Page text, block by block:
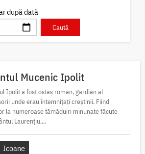
după dată
Mucenic Ipolit
Ipolit a fost ostaș roman, gardian al
unde erau întemnițați creștinii. Fiind
la numeroase tămăduiri minunate făcute
Laurențiu,...
Icoane